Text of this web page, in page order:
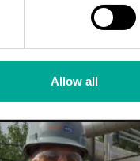
Allow all